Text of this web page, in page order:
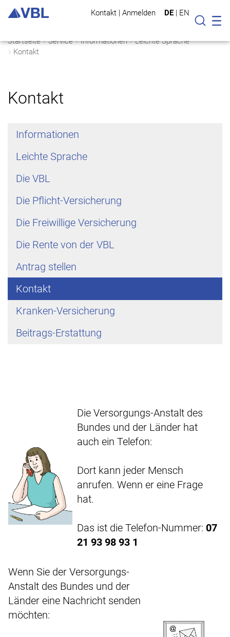
Kontakt | Anmelden DE | EN
Suche
Startseite Service Informationen
Leichte Sprache
Kontakt
Kontakt
Informationen
Leichte Sprache
Die VBL
Die Pflicht-Versicherung
Die Freiwillige Versicherung
Die Rente von der VBL
Antrag stellen
Kontakt
Kranken-Versicherung
Beitrags-Erstattung
Die Versorgungs-Anstalt des
Bundes und der Länder hat
auch ein Telefon:
Dort kann jeder Mensch
anrufen. Wenn er eine Frage
hat.
Das ist die Telefon-Nummer: 07
21 93 98 93 1
Wenn Sie der Versorgungs-
Anstalt des Bundes und der
Länder eine Nachricht senden
möchten: